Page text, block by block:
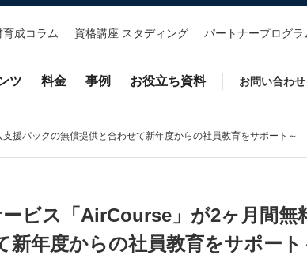
育成コラム 資格講座 スタディング パートナープログラ
ツ 料金 事例 お役立ち資料 お問い合わせ
援パックの無償提供と合わせて新年度からの社員教育をサポート～
ビス「AirCourse」が2ヶ月間無
新年度からの社員教育をサポート